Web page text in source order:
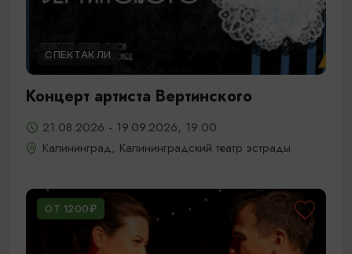
СПЕКТАКЛИ
Концерт артиста Вертинского
21.08.2026 - 19.09.2026, 19:00
Калининград, Калининградский театр эстрады
ОТ 1200₽